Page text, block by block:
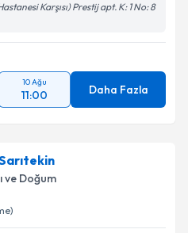
Karşısı) Prestij apt. K: 1 No: 8
10 Ağu
11:00 Daha Fazla
ve Doğum